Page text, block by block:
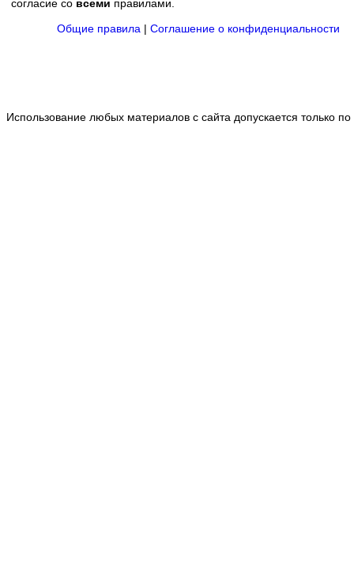
согласие со всеми правилами.
Общие правила | Соглашение о конфиденциальности
Использование любых материалов с сайта допускается только